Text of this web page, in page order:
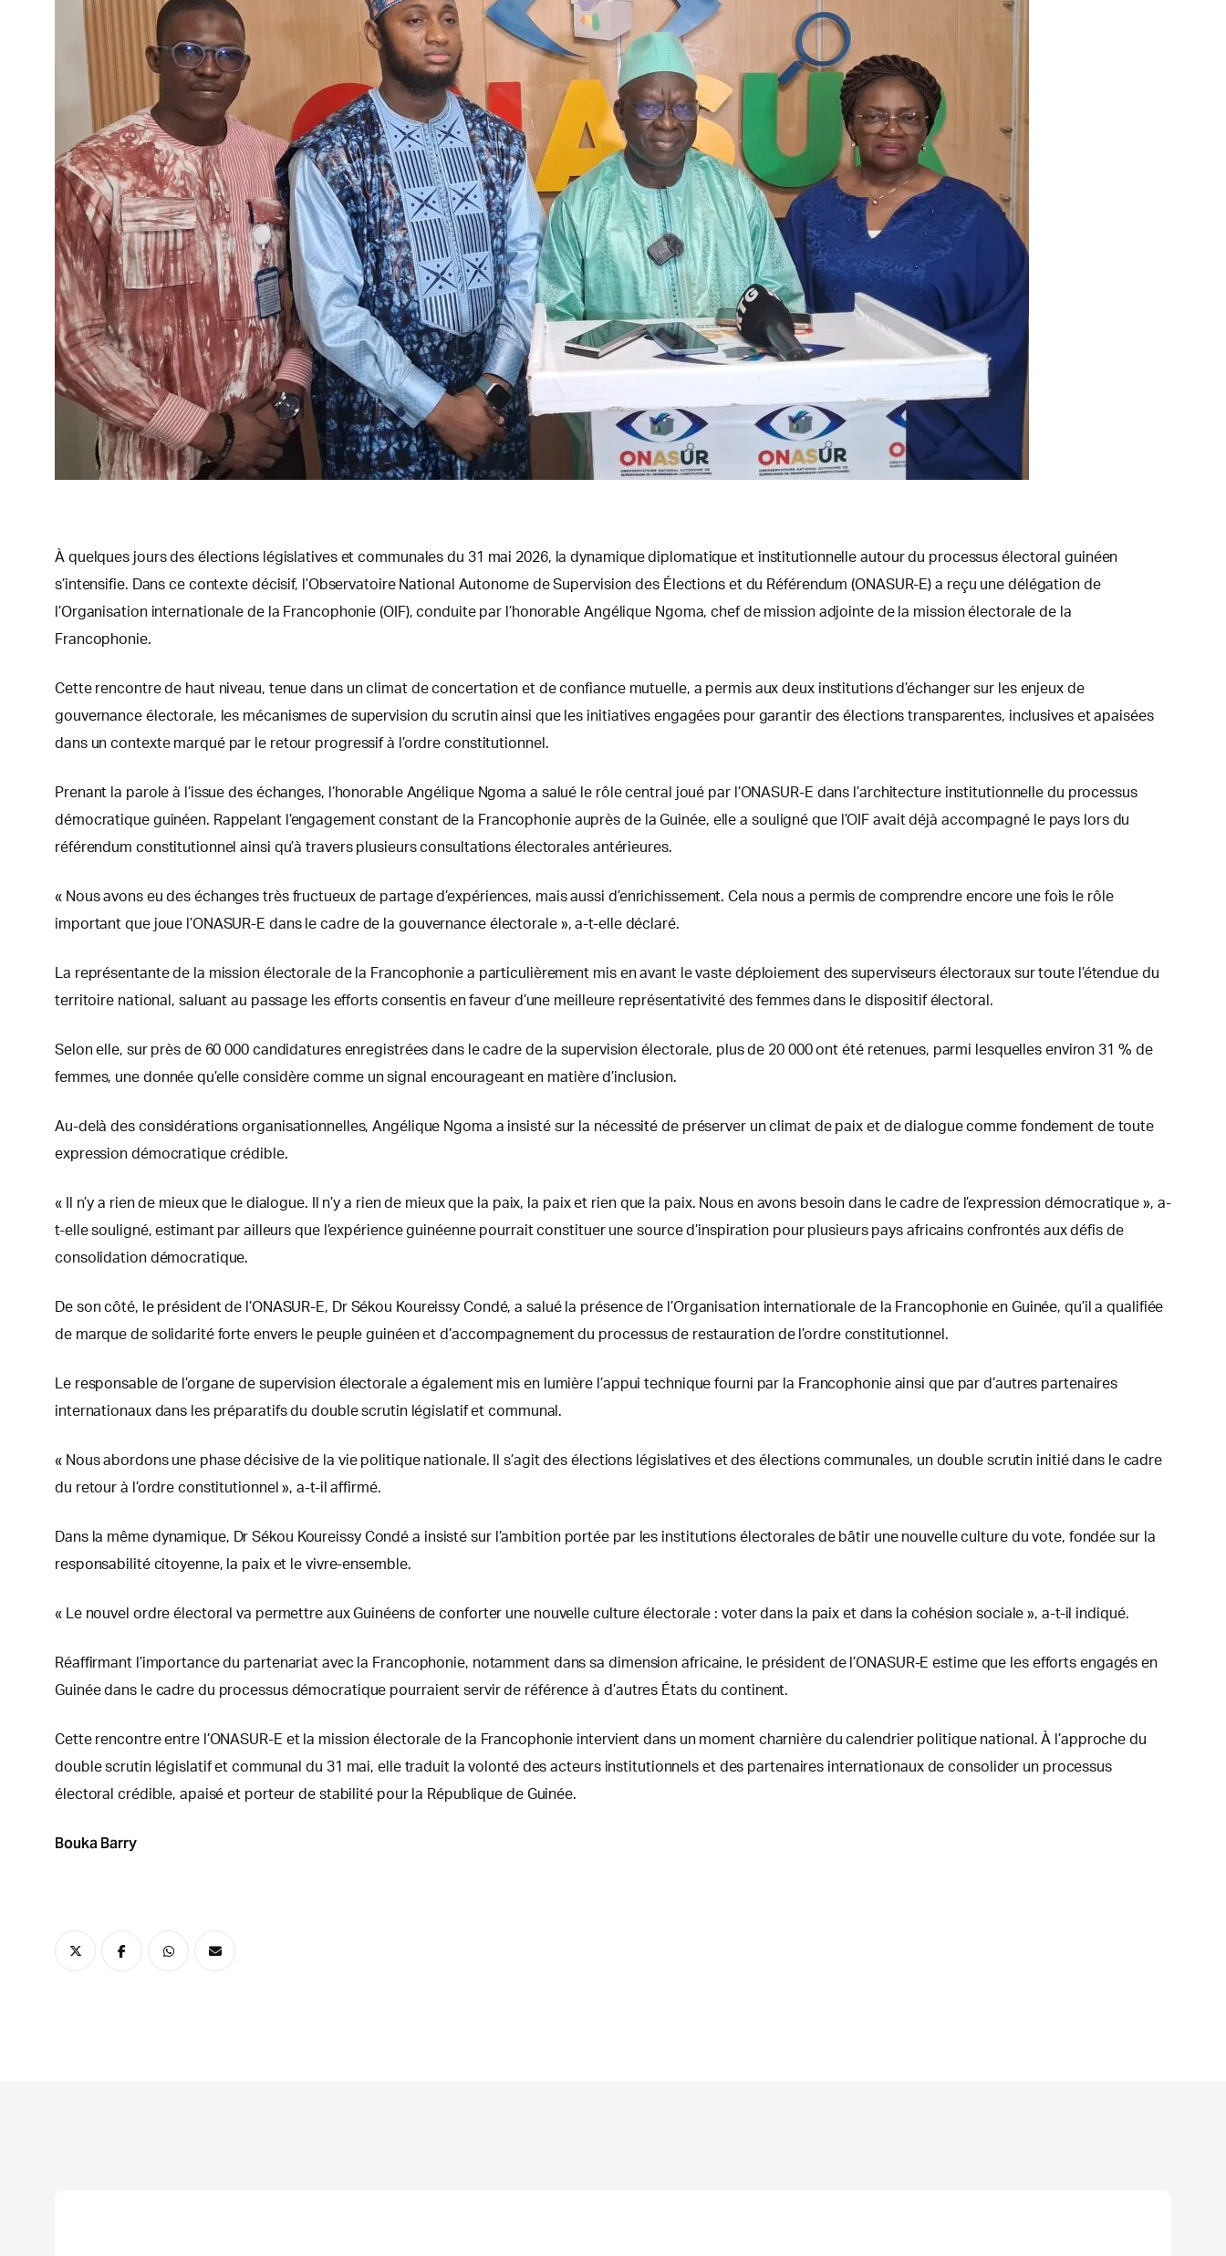
À quelques jours des élections législatives et communales du 31 mai 2026, la dynamique diplomatique et institutionnelle autour du processus électoral guinéen
s’intensifie. Dans ce contexte décisif, l’Observatoire National Autonome de Supervision des Élections et du Référendum (ONASUR-E) a reçu une délégation de
l’Organisation internationale de la Francophonie (OIF), conduite par l’honorable Angélique Ngoma, chef de mission adjointe de la mission électorale de la
Francophonie.
Cette rencontre de haut niveau, tenue dans un climat de concertation et de confiance mutuelle, a permis aux deux institutions d’échanger sur les enjeux de
gouvernance électorale, les mécanismes de supervision du scrutin ainsi que les initiatives engagées pour garantir des élections transparentes, inclusives et apaisées
dans un contexte marqué par le retour progressif à l’ordre constitutionnel.
Prenant la parole à l’issue des échanges, l’honorable Angélique Ngoma a salué le rôle central joué par l’ONASUR-E dans l’architecture institutionnelle du processus
démocratique guinéen. Rappelant l’engagement constant de la Francophonie auprès de la Guinée, elle a souligné que l’OIF avait déjà accompagné le pays lors du
référendum constitutionnel ainsi qu’à travers plusieurs consultations électorales antérieures.
« Nous avons eu des échanges très fructueux de partage d’expériences, mais aussi d’enrichissement. Cela nous a permis de comprendre encore une fois le rôle
important que joue l’ONASUR-E dans le cadre de la gouvernance électorale », a-t-elle déclaré.
La représentante de la mission électorale de la Francophonie a particulièrement mis en avant le vaste déploiement des superviseurs électoraux sur toute l’étendue du
territoire national, saluant au passage les efforts consentis en faveur d’une meilleure représentativité des femmes dans le dispositif électoral.
Selon elle, sur près de 60 000 candidatures enregistrées dans le cadre de la supervision électorale, plus de 20 000 ont été retenues, parmi lesquelles environ 31 % de
femmes, une donnée qu’elle considère comme un signal encourageant en matière d’inclusion.
Au-delà des considérations organisationnelles, Angélique Ngoma a insisté sur la nécessité de préserver un climat de paix et de dialogue comme fondement de toute
expression démocratique crédible.
« Il n’y a rien de mieux que le dialogue. Il n’y a rien de mieux que la paix, la paix et rien que la paix. Nous en avons besoin dans le cadre de l’expression démocratique », a-
t-elle souligné, estimant par ailleurs que l’expérience guinéenne pourrait constituer une source d’inspiration pour plusieurs pays africains confrontés aux défis de
consolidation démocratique.
De son côté, le président de l’ONASUR-E, Dr Sékou Koureissy Condé, a salué la présence de l’Organisation internationale de la Francophonie en Guinée, qu’il a qualifiée
de marque de solidarité forte envers le peuple guinéen et d’accompagnement du processus de restauration de l’ordre constitutionnel.
Le responsable de l’organe de supervision électorale a également mis en lumière l’appui technique fourni par la Francophonie ainsi que par d’autres partenaires
internationaux dans les préparatifs du double scrutin législatif et communal.
« Nous abordons une phase décisive de la vie politique nationale. Il s’agit des élections législatives et des élections communales, un double scrutin initié dans le cadre
du retour à l’ordre constitutionnel », a-t-il affirmé.
Dans la même dynamique, Dr Sékou Koureissy Condé a insisté sur l’ambition portée par les institutions électorales de bâtir une nouvelle culture du vote, fondée sur la
responsabilité citoyenne, la paix et le vivre-ensemble.
« Le nouvel ordre électoral va permettre aux Guinéens de conforter une nouvelle culture électorale : voter dans la paix et dans la cohésion sociale », a-t-il indiqué.
Réaffirmant l’importance du partenariat avec la Francophonie, notamment dans sa dimension africaine, le président de l’ONASUR-E estime que les efforts engagés en
Guinée dans le cadre du processus démocratique pourraient servir de référence à d’autres États du continent.
Cette rencontre entre l’ONASUR-E et la mission électorale de la Francophonie intervient dans un moment charnière du calendrier politique national. À l’approche du
double scrutin législatif et communal du 31 mai, elle traduit la volonté des acteurs institutionnels et des partenaires internationaux de consolider un processus
électoral crédible, apaisé et porteur de stabilité pour la République de Guinée.
Bouka Barry